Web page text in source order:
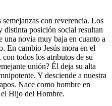
con reverencia. Los
distinta posición social resultan
una novia muy baja en cuanto a
En cambio Jesús mora en el
todos los atributos de su
unión? Él deja su alta
Y desciende a nuestra
Nace como hombre en
Hijo del Hombre.